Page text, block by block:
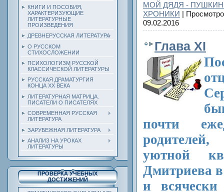
КНИГИ И ПОСОБИЯ,
ХАРАКТЕРИЗУЮЩИЕ
ЛИТЕРАТУРНЫЕ
ПРОИЗВЕДЕНИЯ
ДРЕВНЕРУССКАЯ ЛИТЕРАТУРА
О РУССКОМ
СТИХОСЛОЖЕНИИ
ПСИХОЛОГИЗМ РУССКОЙ
КЛАССИЧЕСКОЙ ЛИТЕРАТУРЫ
РУССКАЯ ДРАМАТУРГИЯ
КОНЦА ХХ ВЕКА
ЛИТЕРАТУРНАЯ МАТРИЦА.
ПИСАТЕЛИ О ПИСАТЕЛЯХ
СОВРЕМЕННАЯ РУССКАЯ
ЛИТЕРАТУРА
ЗАРУБЕЖНАЯ ЛИТЕРАТУРА
АНАЛИЗ НА УРОКАХ
ЛИТЕРАТУРЫ
ПРОВЕРКА УЧЕБНЫХ
ДОСТИЖЕНИЙ
МОЙ ДЯДЯ -
ХРОНИКИ |
09.02.2016
Глава XI
почти
уютной
Дмитриева в
и всячески